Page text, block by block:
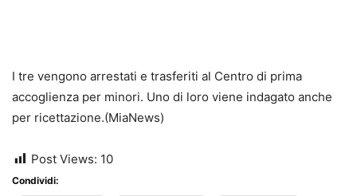
I tre vengono arrestati e trasferiti al Centro di prima
accoglienza per minori. Uno di loro viene indagato anche
per ricettazione.(MiaNews)
Post Views: 10
Condividi: